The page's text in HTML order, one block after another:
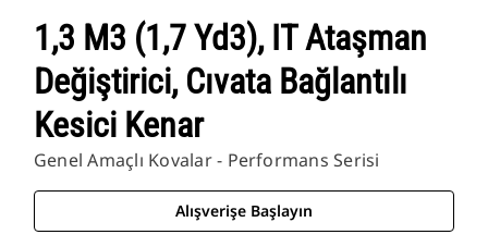
1,3 M3 (1,7 Yd3), IT Ataşman
Değiştirici, Cıvata Bağlantılı
Kesici Kenar
Genel Amaçlı Kovalar - Performans Serisi
Alışverişe Başlayın